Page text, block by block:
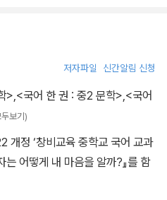
과서를 편찬한 현직 국어 교사들
까지 직접 참여해 전문성과 현장성
저자파일 신간알림 신청
>,<국어 한 권 : 중2 문학>,<국어
보기)
개정 ‘창비교육 중학교 국어 교과
는 어떻게 내 마음을 알까?』를 함